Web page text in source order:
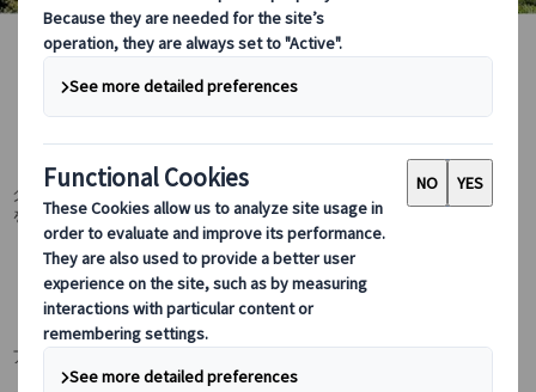
マイバス・ヨーロッパ スペイン (54) アンダルシア地方 (6)
カテゴリーから探す
グラナダ発を中心に、アンダルシア主要都市を効率よく巡るツアー
を掲載しています。
アンダルシア観光ツアー｜グラナダ発 白い村・
ロンダ・アルハンブラ宮殿
アンダルシア地方の人気観光スポットを巡るグラナダ発プライベー
トツアーをご紹介します。